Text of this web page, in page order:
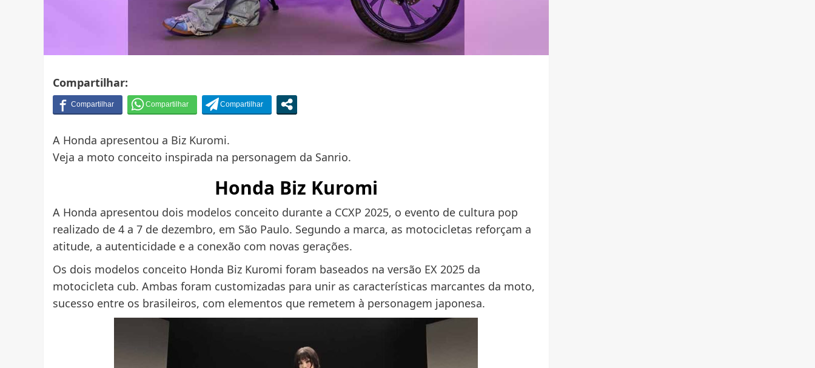
Compartilhar:
A Honda apresentou a Biz Kuromi.
Veja a moto conceito inspirada na personagem da Sanrio.
Honda Biz Kuromi
A Honda apresentou dois modelos conceito durante a CCXP 2025, o evento de cultura pop
realizado de 4 a 7 de dezembro, em São Paulo. Segundo a marca, as motocicletas reforçam a
atitude, a autenticidade e a conexão com novas gerações.
Os dois modelos conceito Honda Biz Kuromi foram baseados na versão EX 2025 da
motocicleta cub. Ambas foram customizadas para unir as características marcantes da moto,
sucesso entre os brasileiros, com elementos que remetem à personagem japonesa.